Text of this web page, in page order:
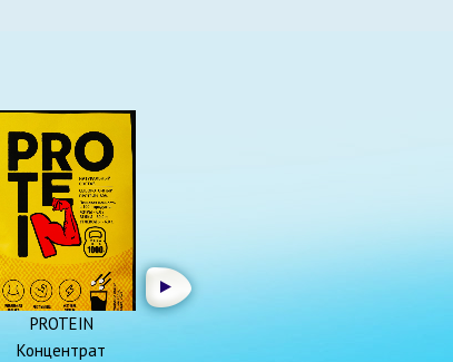
PROTEIN
Концентрат